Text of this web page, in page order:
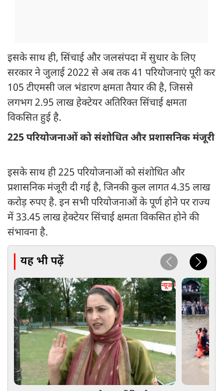
इसके साथ ही, सिंचाई और जलसंपदा में सुधार के लिए
सरकार ने जुलाई 2022 से अब तक 41 परियोजनाएं पूरी कर
105 टीएमसी जल भंडारण क्षमता तैयार की है, जिससे
लगभग 2.95 लाख हेक्टेयर अतिरिक्त सिंचाई क्षमता
विकसित हुई है.
225 परियोजनाओं को संशोधित और प्रशासनिक मंजूरी
इसके साथ ही 225 परियोजनाओं को संशोधित और
प्रशासनिक मंजूरी दी गई है, जिनकी कुल लागत 4.35 लाख
करोड़ रुपए है. इन सभी परियोजनाओं के पूर्ण होने पर राज्य
में 33.45 लाख हेक्टेयर सिंचाई क्षमता विकसित होने की
संभावना है.
यह भी पढ़ें
न्यूज